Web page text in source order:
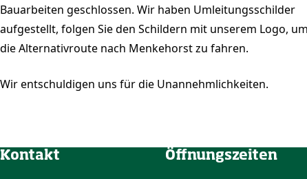
Bauarbeiten geschlossen. Wir haben Umleitungsschilder
aufgestellt, folgen Sie den Schildern mit unserem Logo,
die Alternativroute nach Menkehorst zu fahren.
Wir entschuldigen uns für die Unannehmlichkeiten.
Kontakt Öffnungszeiten